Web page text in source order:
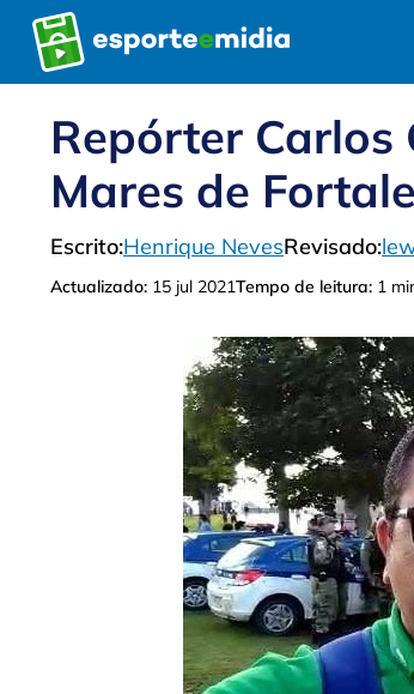
Pular
para
o
Repórter Carlos
Mares de
Escrito:Henrique NevesRevisado:
Actualizado: 15 jul 2021Tempo de leitura: 1